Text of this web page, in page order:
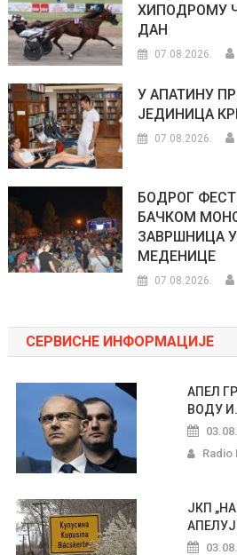
ХИПОДРОМУ
ДАН
07.08.2026.
У АПАТИНУ
ЈЕДИНИЦА
07.08.2026.
БОДРОГ
БАЧКОМ
ЗАВРШНИЦА
МЕДЕНИЦЕ
07.08.2026.
СЕРВИСНЕ ИНФОРМАЦИЈЕ
АПЕЛ
ВОДУ
Radio
ЈКП